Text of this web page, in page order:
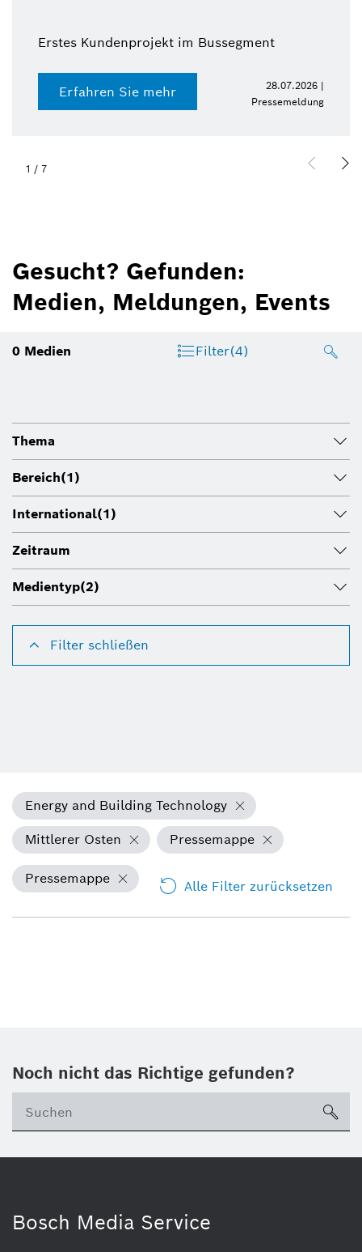
Erstes Kundenprojekt im Bussegment
Erfahren Sie mehr
28.07.2026 |
Pressemeldung
1 / 7
Gesucht? Gefunden:
Medien, Meldungen, Events
0 Medien Filter(4)
Thema
Bereich(1)
International(1)
Zeitraum
Medientyp(2)
Filter schließen
Energy and Building Technology
Mittlerer Osten
Pressemappe
Pressemappe Alle Filter zurücksetzen
Noch nicht das Richtige gefunden?
Bosch Media Service